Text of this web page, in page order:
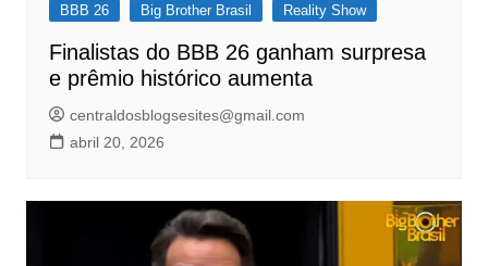
BBB 26 Big Brother Brasil Reality Show
Finalistas do BBB 26 ganham surpresa
e prêmio histórico aumenta
centraldosblogsesites@gmail.com
abril 20, 2026